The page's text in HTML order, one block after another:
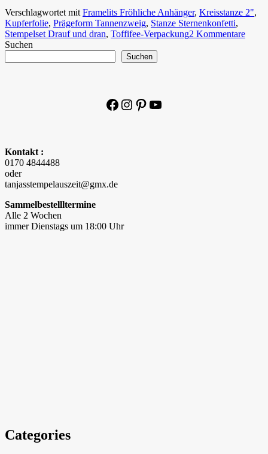
Verschlagwortet mit Framelits Fröhliche Anhänger, Kreisstanze 2",
Kupferfolie, Prägeform Tannenzweig, Stanze Sternenkonfetti,
Stempelset Drauf und dran, Toffifee-Verpackung2 Kommentare
Suchen
Suchen
Facebook
Instagram
Pinterest
YouTube
Kontakt :
0170 4844488
oder
tanjasstempelauszeit@gmx.de
Sammelbestellltermine
Alle 2 Wochen
immer Dienstags um 18:00 Uhr
Categories